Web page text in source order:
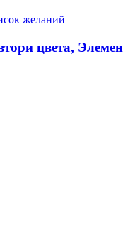
желаний
цвета,